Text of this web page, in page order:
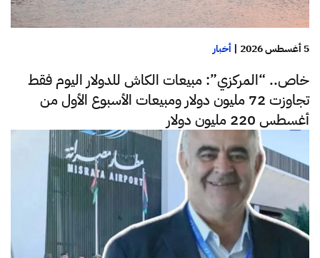
5 أغسطس 2026 | أخبار
خاص.. “المركزي”: مبيعات الكاش للدولار اليوم فقط
تجاوزت 72 مليون دولار ومبيعات الأسبوع الأول من
أغسطس 220 مليون دولار